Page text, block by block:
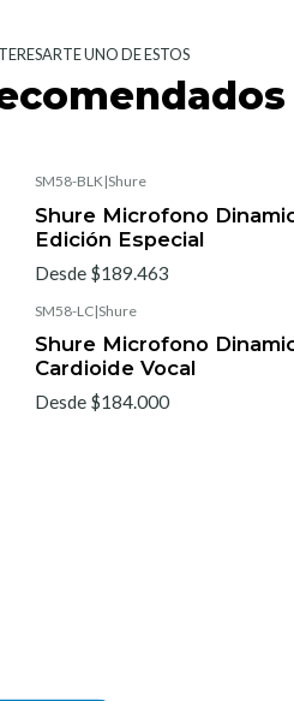
UNO DE ESTOS
SM58-BLK|Shure
Shure Microfono
Edición Especial
Desde $189.463
SM58-LC|Shure
Shure Microfono
Cardioide Vocal
Desde $184.000